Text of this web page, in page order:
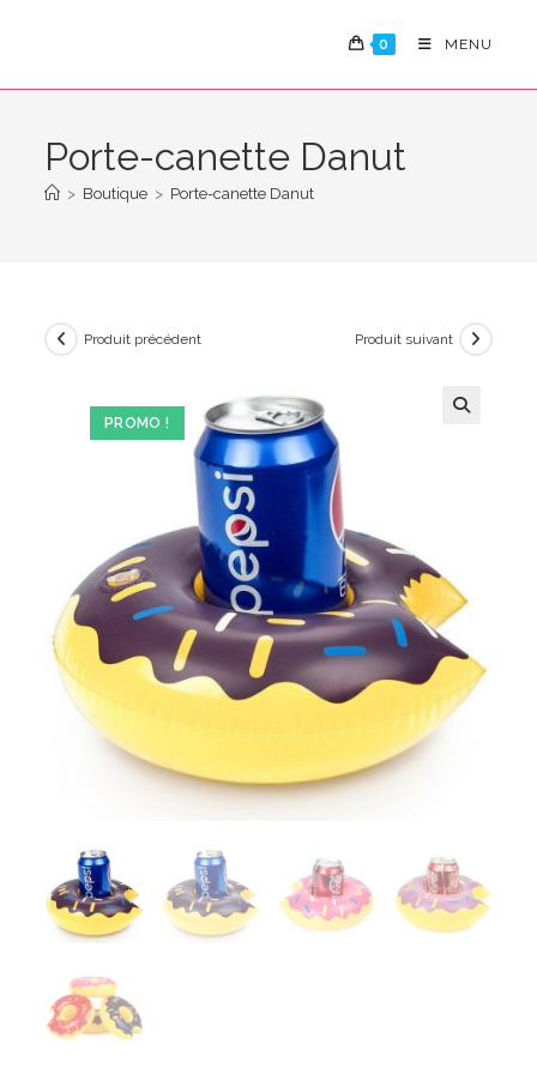
0 MENU
Porte-canette Danut
> Boutique > Porte-canette Danut
PROMO !
Produit précédent Produit suivant